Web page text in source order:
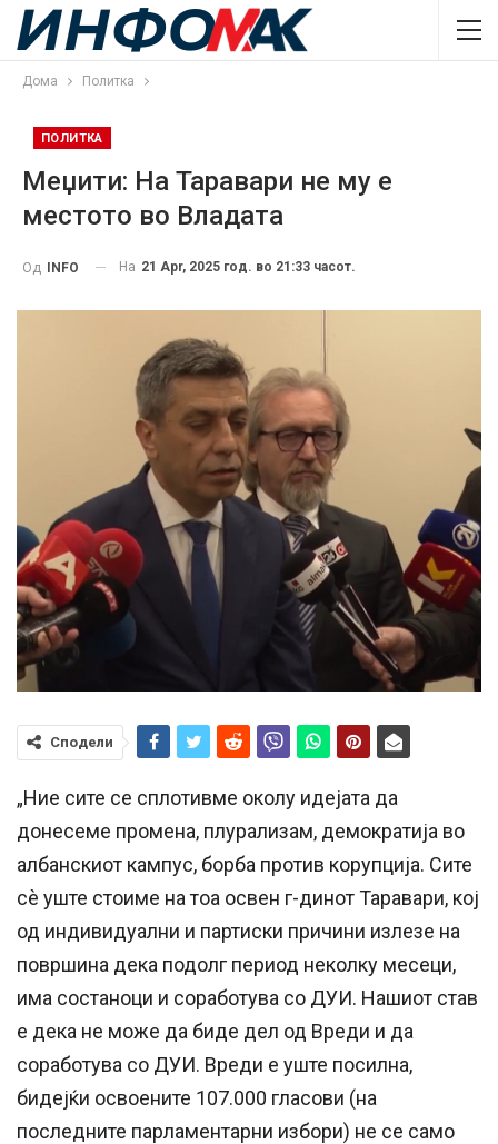
Дома Политка
ПОЛИТКА
Меџити: На Таравари не му е
местото во Владата
Од INFO На 21 Apr, 2025 год. во 21:33 часот.
Сподели
„Ние сите се сплотивме околу идејата да
донесеме промена, плурализам, демократија во
албанскиот кампус, борба против корупција. Сите
сѐ уште стоиме на тоа освен г-динот Таравари, кој
од индивидуални и партиски причини излезе на
површина дека подолг период неколку месеци,
има состаноци и соработува со ДУИ. Нашиот став
е дека не може да биде дел од Вреди и да
соработува со ДУИ. Вреди е уште посилна,
бидејќи освоените 107.000 гласови (на
последните парламентарни избори) не се само